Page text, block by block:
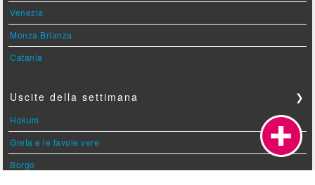
Venezia
Monza Brianza
Catania
Uscite della settimana ❯
Hokum
Greta e le favole vere
Borgo